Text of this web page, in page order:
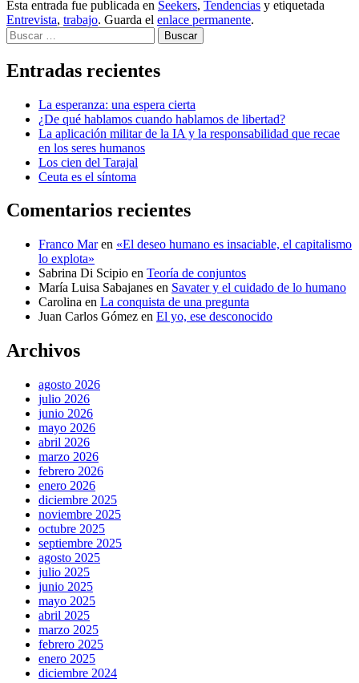
Esta entrada fue publicada en Seekers, Tendencias y etiquetada
Entrevista, trabajo. Guarda el enlace permanente.
Buscar
Entradas recientes
La esperanza: una espera cierta
¿De qué hablamos cuando hablamos de libertad?
La aplicación militar de la IA y la responsabilidad que recae
en los seres humanos
Los cien del Tarajal
Ceuta es el síntoma
Comentarios recientes
Franco Maren «El deseo humano es insaciable, el capitalismo
lo explota»
Sabrina Di Scipio en Teoría de conjuntos
María Luisa Sabajanes en Savater y el cuidado de lo humano
Carolina en La conquista de una pregunta
Juan Carlos Gómez en El yo, ese desconocido
Archivos
agosto 2026
julio 2026
junio 2026
mayo 2026
abril 2026
marzo 2026
febrero 2026
enero 2026
diciembre 2025
noviembre 2025
octubre 2025
septiembre 2025
agosto 2025
julio 2025
junio 2025
mayo 2025
abril 2025
marzo 2025
febrero 2025
enero 2025
diciembre 2024